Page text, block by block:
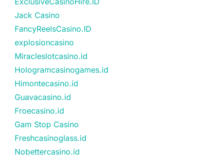
Jack Casino
FancyReelsCasino.ID
explosioncasino
Miracleslotcasino.id
Hologramcasinogames.id
Himontecasino.id
Guavacasino.id
Froecasino.id
Gam Stop Casino
Freshcasinoglass.id
Nobettercasino.id